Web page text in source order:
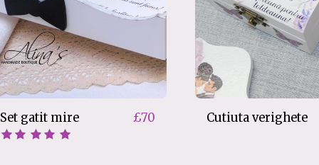
Set gatit mire £70 Cutiuta verighete